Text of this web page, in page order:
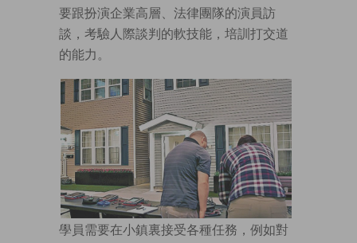
要跟扮演企業高層、法律團隊的演員訪
談，考驗人際談判的軟技能，培訓打交道
的能力。
學員需要在小鎮裏接受各種任務，例如對